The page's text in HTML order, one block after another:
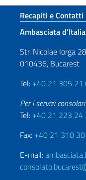
Sezione
Recapiti e Contatti
Ambasciata
Str. Nicolae Iorga
010436, Bucarest
Tel: +40 21 305 21
Per i servizi consolari
Tel: +40 21 223 24
Fax: +40 21 310
E-mail: